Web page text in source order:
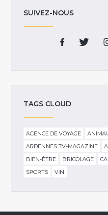
SUIVEZ-NOUS
TAGS CLOUD
AGENCE DE VOYAGE
ARDENNES TV-MAGAZINE
BIEN-ÊTRE
BRICOLAGE
SPORTS
VIN